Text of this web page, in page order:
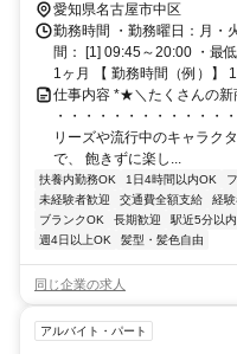
愛知県名古屋市中区
勤務時間 ・勤務曜日：月・
間： [1] 09:45～20:00 ・最
1ヶ月 【 勤務時間（例）】
仕事内容 *★＼たくさんの
・・・・・・・・・・・・
リーズや流行中のキャラク
で、 飽きずに楽し...
扶養内勤務OK 1日4時間以内OK
未経験者歓迎
交通費全額支給 経
ブランクOK
長期歓迎 駅近5分以内
週4日以上OK
髪型・髪色自由
同じ企業の求人
アルバイト・パート